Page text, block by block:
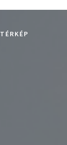
TÉRKÉP